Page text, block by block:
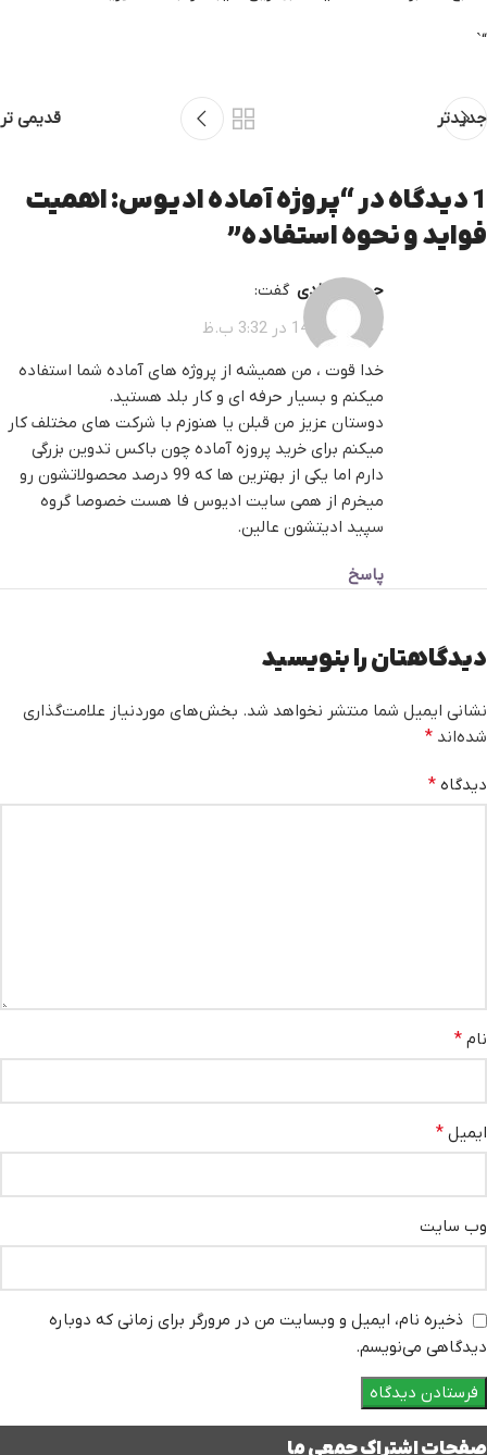
“`
جدیدتر قدیمی تر
1 دیدگاه در “
پروژه آماده ادیوس: اهمیت
فواید و نحوه استفاده”
حسین مرادی گفت:
خرداد 2, 1404 در 3:32 ب.ظ
خدا قوت ، من همیشه از پروژه های آماده شما استفاده
میکنم و بسیار حرفه ای و کار بلد هستید.
دوستان عزیز من قبلن یا هنوزم با شرکت های مختلف کار
میکنم برای خرید پروزه آماده چون باکس تدوین بزرگی
دارم اما یکی از بهترین ها که 99 درصد محصولاتشون رو
میخرم از همی سایت ادیوس فا هست خصوصا گروه
سپید ادیتشون عالین.
پاسخ
دیدگاهتان را بنویسید
نشانی ایمیل شما منتشر نخواهد شد. بخش‌های موردنیاز علامت‌گذاری
شده‌اند *
دیدگاه *
نام *
ایمیل *
وب‌ سایت
ذخیره نام، ایمیل و وبسایت من در مرورگر برای زمانی که دوباره
دیدگاهی می‌نویسم.
صفحات اشتراک جمعی ما